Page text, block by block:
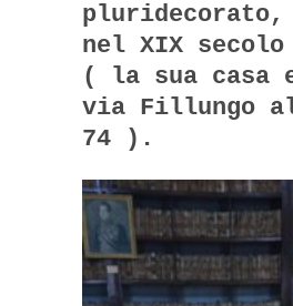
nel XIX secolo
( la sua casa
via Fillungo
74 ).